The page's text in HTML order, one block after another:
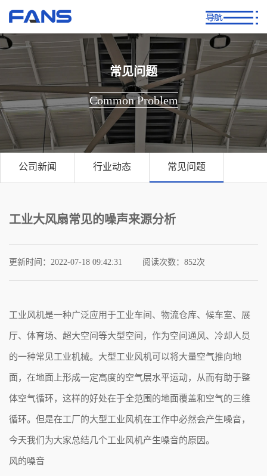
常见问题
Common Problem
公司新闻 行业动态 常见问题
工业大风扇常见的噪声来源分析
更新时间：2022-07-18 09:42:31 阅读次数： 852次
工业风机是一种广泛应用于工业车间、物流仓库、候车室、展
厅、体育场、超大空间等大型空间，作为空间通风、冷却人员
的一种常见工业机械。大型工业风机可以将大量空气推向地
面，在地面上形成一定高度的空气层水平运动，从而有助于整
体空气循环，这样的好处在于全范围的地面覆盖和空气的三维
循环。但是在工厂的大型工业风机在工作中必然会产生噪音，
今天我们为大家总结几个工业风机产生噪音的原因。
风的噪音